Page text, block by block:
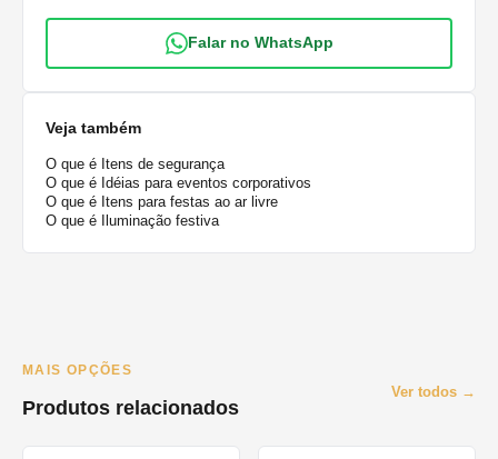
Falar no WhatsApp
Veja também
O que é Itens de segurança
O que é Idéias para eventos corporativos
O que é Itens para festas ao ar livre
O que é Iluminação festiva
MAIS OPÇÕES
Produtos relacionados
Ver todos →